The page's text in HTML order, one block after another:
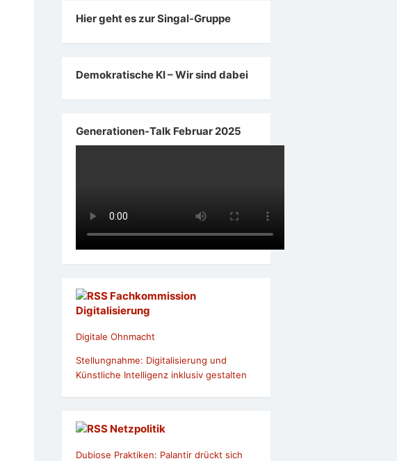
Hier geht es zur Singal-Gruppe
Demokratische KI – Wir sind dabei
Generationen-Talk Februar 2025
Fachkommission
Digitalisierung
Digitale Ohnmacht
Stellungnahme: Digitalisierung und
Künstliche Intelligenz inklusiv gestalten
Netzpolitik
Dubiose Praktiken: Palantir drückt sich